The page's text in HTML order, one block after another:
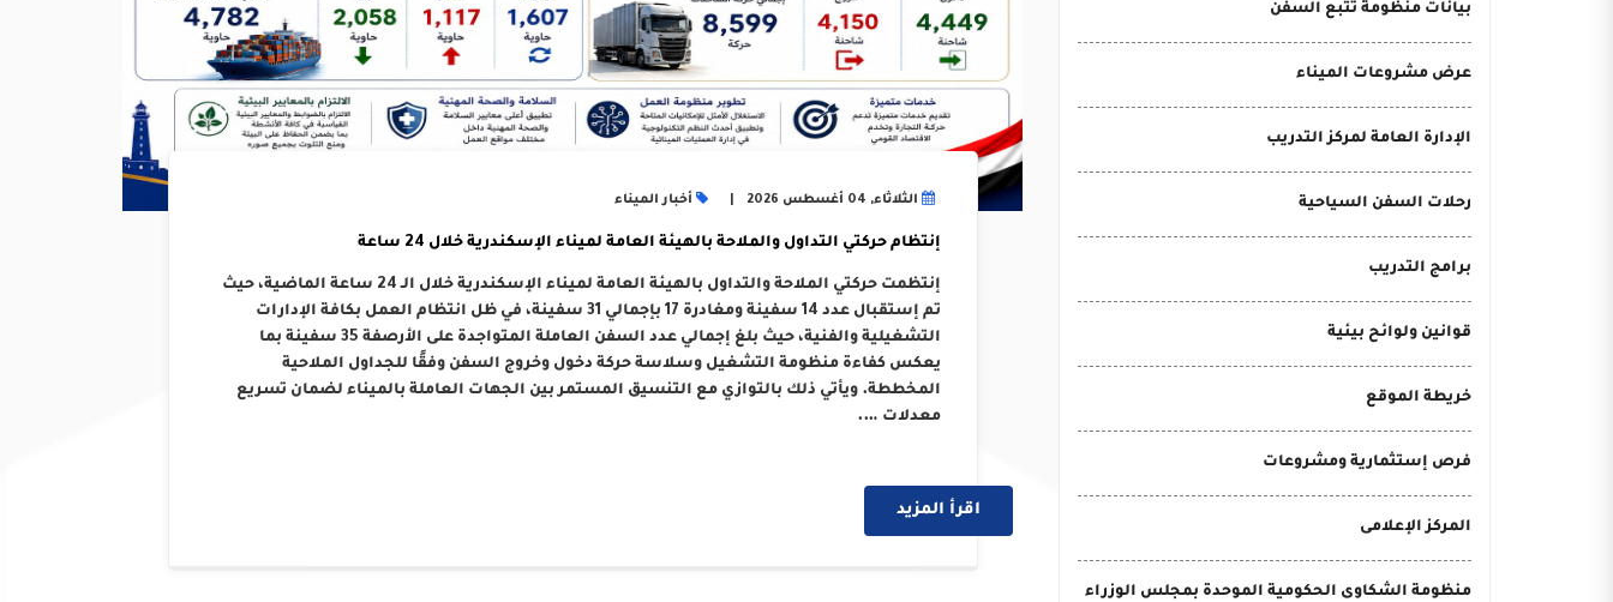
بيانات منظومة تتبع السفن
عرض مشروعات الميناء
الإدارة العامة لمركز التدريب
رحلات السفن السياحية
برامج التدريب
قوانين ولوائح بيئية
خريطة الموقع
فرص إستثمارية ومشروعات
المركز الإعلامى
منظومة الشكاوى الحكومية الموحدة بمجلس الوزراء
الثلاثاء, 04 أغسطس 2026 أخبار الميناء
إنتظام حركتي التداول والملاحة بالهيئة العامة لميناء الإسكندرية خلال 24 ساعة
إنتظمت حركتي الملاحة والتداول بالهيئة العامة لميناء الإسكندرية خلال الـ 24 ساعة الماضية، حيث
تم إستقبال عدد 14 سفينة ومغادرة 17 بإجمالي 31 سفينة، في ظل انتظام العمل بكافة الإدارات
التشغيلية والفنية، حيث بلغ إجمالي عدد السفن العاملة المتواجدة على الأرصفة 35 سفينة بما
يعكس كفاءة منظومة التشغيل وسلاسة حركة دخول وخروج السفن وفقًا للجداول الملاحية
المخططة. ويأتي ذلك بالتوازي مع التنسيق المستمر بين الجهات العاملة بالميناء لضمان تسريع
معدلات ….
اقرأ المزيد